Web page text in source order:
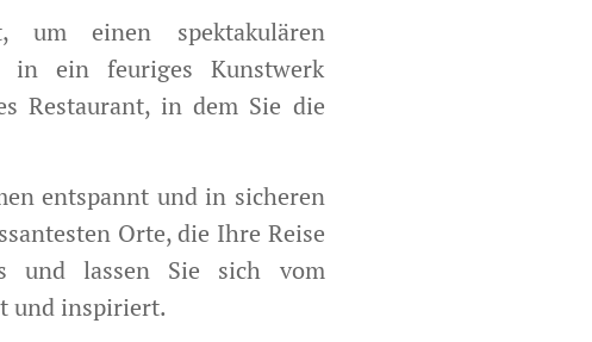
um einen spektakulären
in ein feuriges Kunstwerk
Restaurant, in dem Sie die
entspannt und in sicheren
Orte, die Ihre Reise
und lassen Sie sich vom
und inspiriert.